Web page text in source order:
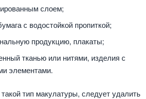
слоем;
с водостойкой пропиткой;
продукцию, плакаты;
тканью или нитями, изделия с
элементами.
тип макулатуры, следует удалить